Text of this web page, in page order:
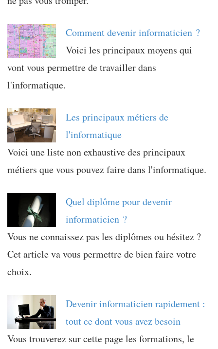
Comment devenir informaticien ?
Voici les principaux moyens qui
vont vous permettre de travailler dans
l'informatique.
Les principaux métiers de
l'informatique
Voici une liste non exhaustive des principaux
métiers que vous pouvez faire dans l'informatique.
Quel diplôme pour devenir
informaticien ?
Vous ne connaissez pas les diplômes ou hésitez ?
Cet article va vous permettre de bien faire votre
choix.
Devenir informaticien rapidement :
tout ce dont vous avez besoin
Vous trouverez sur cette page les formations, le